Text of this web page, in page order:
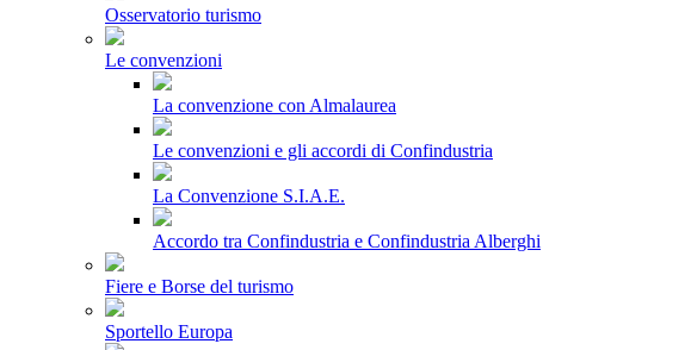
Osservatorio turismo
Le convenzioni
La convenzione con Almalaurea
Le convenzioni e gli accordi di Confindustria
La Convenzione S.I.A.E.
Accordo tra Confindustria e Confindustria Alberghi
Fiere e Borse del turismo
Sportello Europa